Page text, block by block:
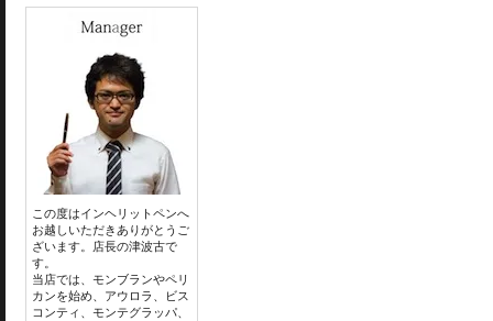
この度はインヘリットペンへ
お越しいただきありがとうご
ざいます。店長の津波古で
す。
当店では、モンブランやペリ
カンを始め、アウロラ、ビス
コンティ、モンテグラッパ、